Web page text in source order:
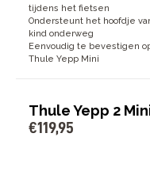
tijdens het fietsen
Ondersteunt het hoofdje
kind onderweg
Eenvoudig te bevestigen
Thule Yepp Mini
Thule Yepp 2
€119,95